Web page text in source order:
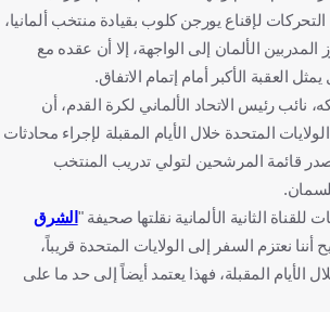
كلوب ألمانيا
باراغواي
ساحل العاج كندا
كوراساو
لإقناع يورجن كلوب بقيادة منتخب ألمانيا،
الألمان إلى الواجهة، إلا أن عقده مع
العقبة الأكبر أمام إتمام الاتفاق.
نائب رئيس الاتحاد الألماني لكرة القدم، أن
المتحدة خلال الأيام المقبلة لإجراء محادثات
قائمة المرشحين لتولي تدريب المنتخب
الثانية الألمانية نقلتها صحيفة " الشرق
نعتزم السفر إلى الولايات المتحدة قريباً،
الأيام المقبلة، فهذا يعتمد أيضاً إلى حد ما على